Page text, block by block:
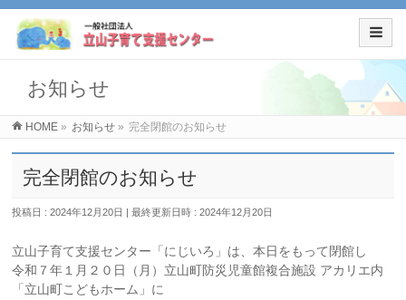
お知らせ
HOME » お知らせ » 完全閉館のお知らせ
完全閉館のお知らせ
投稿日 : 2024年12月20日 最終更新日時 : 2024年12月20日
立山子育て支援センター「にじいろ」は、本日をもって閉館し
令和７年１月２０日（月）立山町防災児童館複合施設 アカリエ内
「立山町こどもホーム」に